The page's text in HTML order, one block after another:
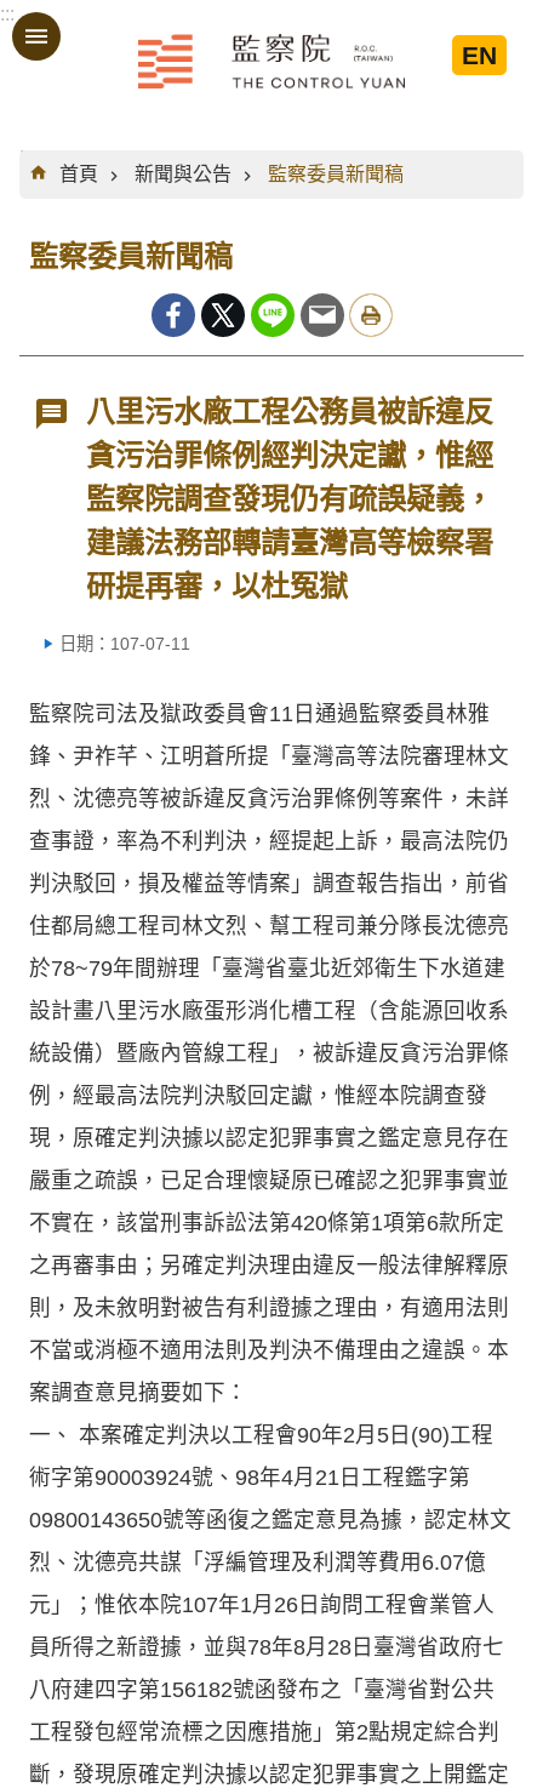
跳到主要內容區塊
:::
EN
:::
首頁
新聞與公告 監察委員新聞稿
監察委員新聞稿
八里污水廠工程公務員被訴違反
貪污治罪條例經判決定讞，惟經
監察院調查發現仍有疏誤疑義，
建議法務部轉請臺灣高等檢察署
研提再審，以杜冤獄
日期：107-07-11
監察院司法及獄政委員會11日通過監察委員林雅
鋒、尹祚芊、江明蒼所提「臺灣高等法院審理林文
烈、沈德亮等被訴違反貪污治罪條例等案件，未詳
查事證，率為不利判決，經提起上訴，最高法院仍
判決駁回，損及權益等情案」調查報告指出，前省
住都局總工程司林文烈、幫工程司兼分隊長沈德亮
於78~79年間辦理「臺灣省臺北近郊衛生下水道建
設計畫八里污水廠蛋形消化槽工程（含能源回收系
統設備）暨廠內管線工程」，被訴違反貪污治罪條
例，經最高法院判決駁回定讞，惟經本院調查發
現，原確定判決據以認定犯罪事實之鑑定意見存在
嚴重之疏誤，已足合理懷疑原已確認之犯罪事實並
不實在，該當刑事訴訟法第420條第1項第6款所定
之再審事由；另確定判決理由違反一般法律解釋原
則，及未敘明對被告有利證據之理由，有適用法則
不當或消極不適用法則及判決不備理由之違誤。本
案調查意見摘要如下：
一、 本案確定判決以工程會90年2月5日(90)工程
術字第90003924號、98年4月21日工程鑑字第
09800143650號等函復之鑑定意見為據，認定林文
烈、沈德亮共謀「浮編管理及利潤等費用6.07億
元」；惟依本院107年1月26日詢問工程會業管人
員所得之新證據，並與78年8月28日臺灣省政府七
八府建四字第156182號函發布之「臺灣省對公共
工程發包經常流標之因應措施」第2點規定綜合判
斷，發現原確定判決據以認定犯罪事實之上開鑑定